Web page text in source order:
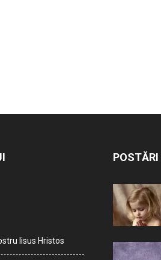
Iisus Hristos
POSTĂRI